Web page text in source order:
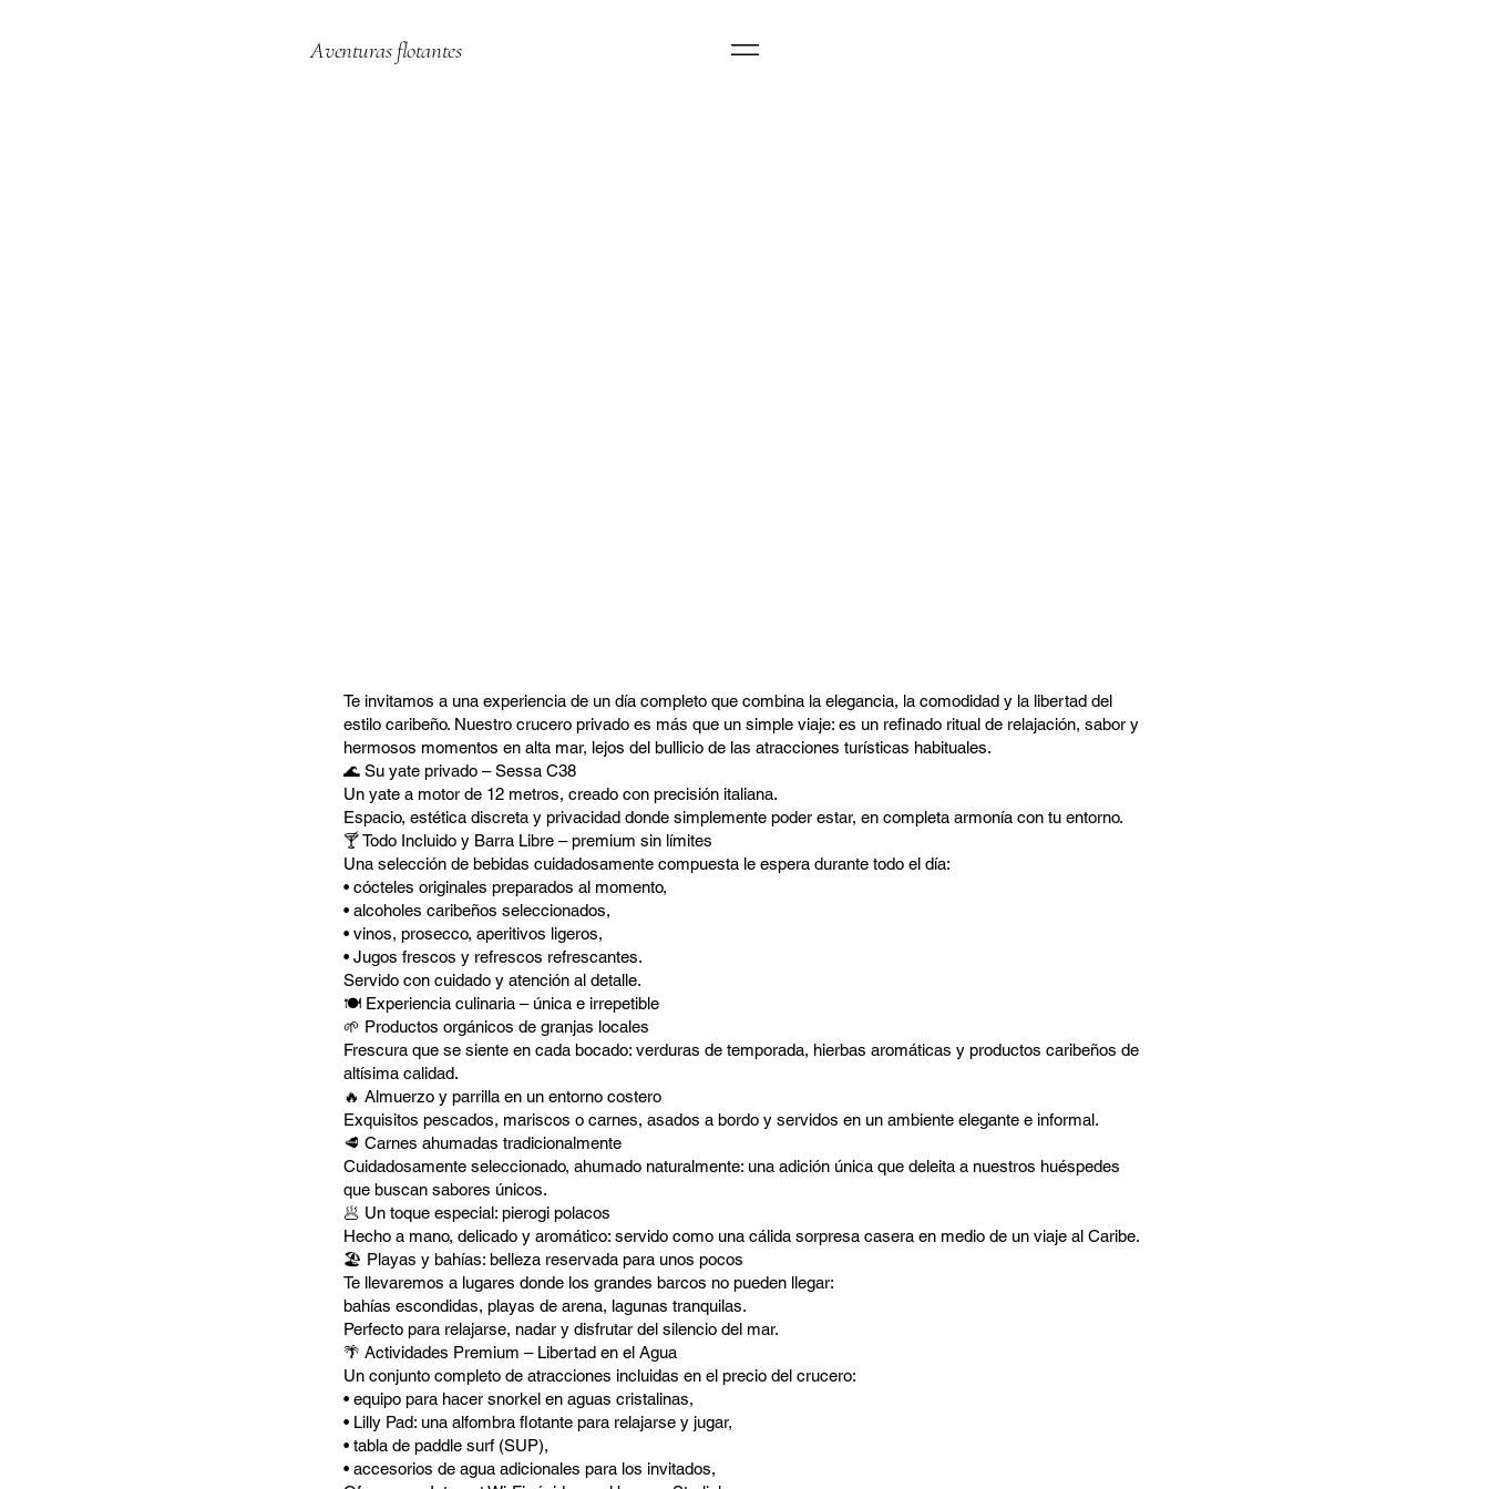
Aventuras flotantes
Te invitamos a una experiencia de un día completo que combina la elegancia, la comodidad y la libertad del
estilo caribeño. Nuestro crucero privado es más que un simple viaje: es un refinado ritual de relajación, sabor y
hermosos momentos en alta mar, lejos del bullicio de las atracciones turísticas habituales.
🌊 Su yate privado – Sessa C38
Un yate a motor de 12 metros, creado con precisión italiana.
Espacio, estética discreta y privacidad donde simplemente poder estar, en completa armonía con tu entorno.
🍸 Todo Incluido y Barra Libre – premium sin límites
Una selección de bebidas cuidadosamente compuesta le espera durante todo el día:
• cócteles originales preparados al momento,
• alcoholes caribeños seleccionados,
• vinos, prosecco, aperitivos ligeros,
• Jugos frescos y refrescos refrescantes.
Servido con cuidado y atención al detalle.
🍽️ Experiencia culinaria – única e irrepetible
🌱 Productos orgánicos de granjas locales
Frescura que se siente en cada bocado: verduras de temporada, hierbas aromáticas y productos caribeños de
altísima calidad.
🔥 Almuerzo y parrilla en un entorno costero
Exquisitos pescados, mariscos o carnes, asados a bordo y servidos en un ambiente elegante e informal.
🥩 Carnes ahumadas tradicionalmente
Cuidadosamente seleccionado, ahumado naturalmente: una adición única que deleita a nuestros huéspedes
que buscan sabores únicos.
🥟 Un toque especial: pierogi polacos
Hecho a mano, delicado y aromático: servido como una cálida sorpresa casera en medio de un viaje al Caribe.
🏖️ Playas y bahías: belleza reservada para unos pocos
Te llevaremos a lugares donde los grandes barcos no pueden llegar:
bahías escondidas, playas de arena, lagunas tranquilas.
Perfecto para relajarse, nadar y disfrutar del silencio del mar.
🌴 Actividades Premium – Libertad en el Agua
Un conjunto completo de atracciones incluidas en el precio del crucero:
• equipo para hacer snorkel en aguas cristalinas,
• Lilly Pad: una alfombra flotante para relajarse y jugar,
• tabla de paddle surf (SUP),
• accesorios de agua adicionales para los invitados,